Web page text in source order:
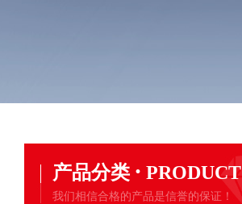
产品分类 · PRODUCT
我们相信合格的产品是信誉的保证！